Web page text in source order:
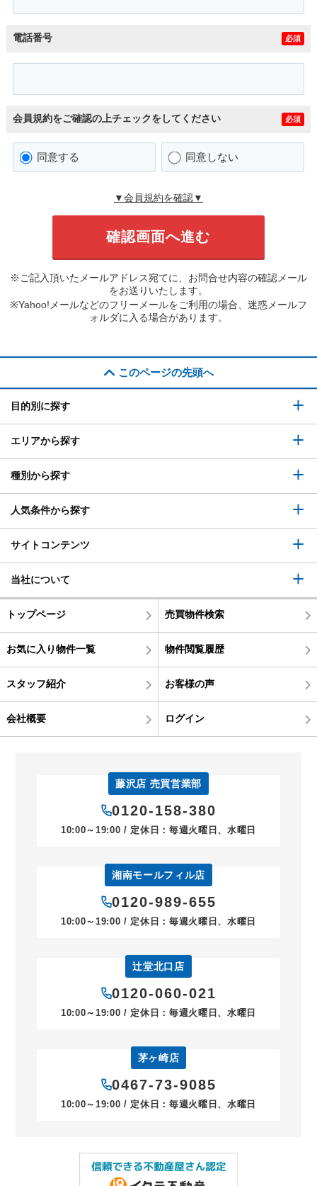
電話番号 必須
会員規約をご確認の上チェックをしてください 必須
同意する 同意しない
▼会員規約を確認▼
※ご記入頂いたメールアドレス宛てに、お問合せ内容の確認メール
をお送りいたします。
※Yahoo!メールなどのフリーメールをご利用の場合、迷惑メールフ
ォルダに入る場合があります。
このページの先頭へ
目的別に探す
エリアから探す
種別から探す
人気条件から探す
サイトコンテンツ
当社について
トップページ 売買物件検索
お気に入り物件一覧 物件閲覧履歴
スタッフ紹介 お客様の声
会社概要 ログイン
藤沢店 売買営業部
0120-158-380
10:00～19:00 / 定休日：毎週火曜日、水曜日
湘南モールフィル店
0120-989-655
10:00～19:00 / 定休日：毎週火曜日、水曜日
辻堂北口店
0120-060-021
10:00～19:00 / 定休日：毎週火曜日、水曜日
茅ヶ崎店
0467-73-9085
10:00～19:00 / 定休日：毎週火曜日、水曜日